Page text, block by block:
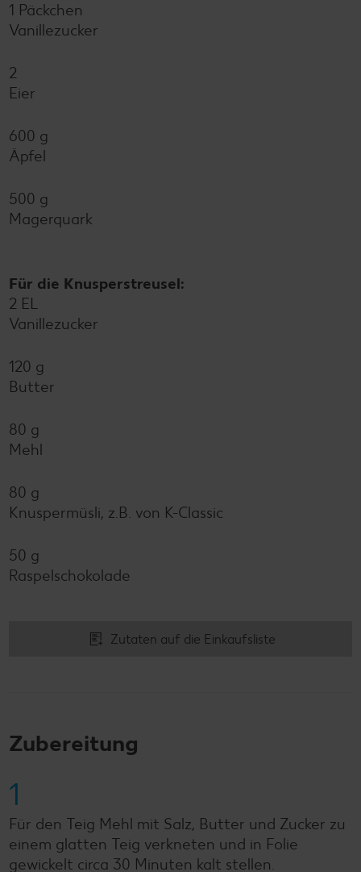
1 Päckchen
Vanillezucker
2
Eier
600 g
Äpfel
500 g
Magerquark
Für die Knusperstreusel:
2 EL
Vanillezucker
120 g
Butter
80 g
Mehl
80 g
Knuspermüsli, z.B. von K-Classic
50 g
Raspelschokolade
Zutaten auf die Einkaufsliste
Zubereitung
1
Für den Teig Mehl mit Salz, Butter und Zucker zu
einem glatten Teig verkneten und in Folie
gewickelt circa 30 Minuten kalt stellen.